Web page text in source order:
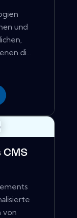
und
di...
CMS
von